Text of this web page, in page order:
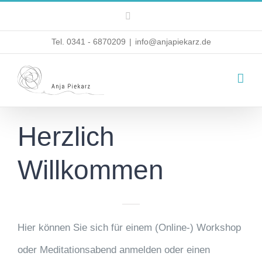
Inhalt
springen
Tel. 0341 - 6870209 | info@anjapiekarz.de
Herzlich
Willkommen
Hier können Sie sich für einem (Online-) Workshop
oder Meditationsabend anmelden oder einen